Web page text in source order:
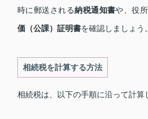
時に郵送される納税通知書や、役
価（公課）証明書を確認しましょう。
相続税を計算する方法
相続税は、以下の手順に沿って計算